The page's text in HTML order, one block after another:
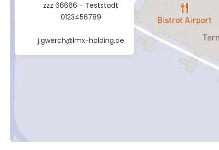
zzz 66666 - Teststadt
0123456789
j.gwerch@lmx-holding.de